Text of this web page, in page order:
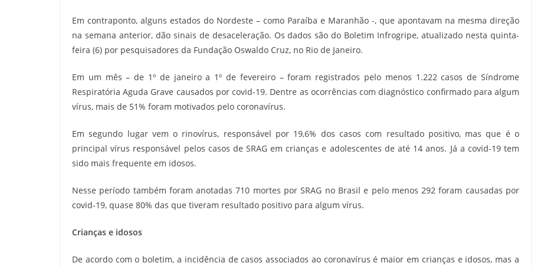
Em contraponto, alguns estados do Nordeste – como Paraíba e Maranhão -, que apontavam na mesma direção
na semana anterior, dão sinais de desaceleração. Os dados são do Boletim Infrogripe, atualizado nesta quinta-
feira (6) por pesquisadores da Fundação Oswaldo Cruz, no Rio de Janeiro.
Em um mês – de 1º de janeiro a 1º de fevereiro – foram registrados pelo menos 1.222 casos de Síndrome
Respiratória Aguda Grave causados por covid-19. Dentre as ocorrências com diagnóstico confirmado para algum
vírus, mais de 51% foram motivados pelo coronavírus.
Em segundo lugar vem o rinovírus, responsável por 19,6% dos casos com resultado positivo, mas que é o
principal vírus responsável pelos casos de SRAG em crianças e adolescentes de até 14 anos. Já a covid-19 tem
sido mais frequente em idosos.
Nesse período também foram anotadas 710 mortes por SRAG no Brasil e pelo menos 292 foram causadas por
covid-19, quase 80% das que tiveram resultado positivo para algum vírus.
Crianças e idosos
De acordo com o boletim, a incidência de casos associados ao coronavírus é maior em crianças e idosos, mas a